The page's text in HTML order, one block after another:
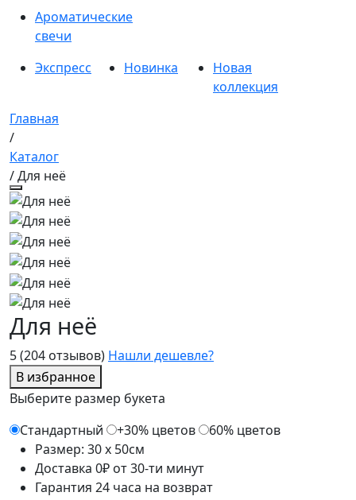
Ароматические
свечи
Экспресс
Новинка
Новая
коллекция
Главная
/
Каталог
/ Для неё
5(204 отзывов) Нашли дешевле?
В избранное
Для неё
Выберите размер букета
Стандартный
+30% цветов
60% цветов
Размер: 30 x 50см
Доставка 0₽ от 30-ти минут
Гарантия 24 часа на возврат